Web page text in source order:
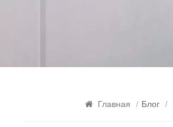
Главная / Блог /